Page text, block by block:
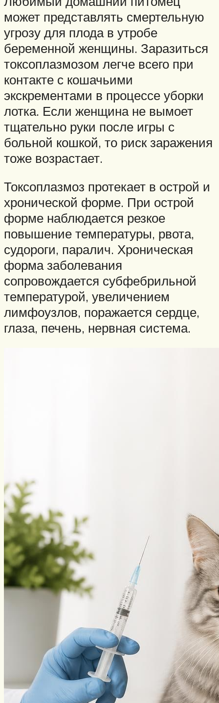
может представлять смертельную
угрозу для плода в утробе
беременной женщины. Заразиться
токсоплазмозом легче всего при
контакте с кошачьими
экскрементами в процессе уборки
лотка. Если женщина не вымоет
тщательно руки после игры с
больной кошкой, то риск заражения
тоже возрастает.
Токсоплазмоз протекает в острой и
хронической форме. При острой
форме наблюдается резкое
повышение температуры, рвота,
судороги, паралич. Хроническая
форма заболевания
сопровождается субфебрильной
температурой, увеличением
лимфоузлов, поражается сердце,
глаза, печень, нервная система.